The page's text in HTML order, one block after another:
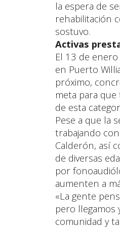
la espera de
rehabilitación
sostuvo.
Activas
El 13 de
en Puerto
próximo,
meta para
de esta
Pese a que la
trabajando
Calderón, así
de diversas
por
aumenten a
«La gente
pero llegamos
comunidad y